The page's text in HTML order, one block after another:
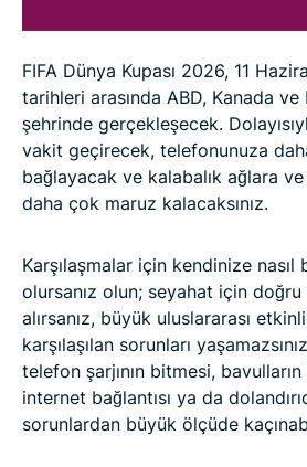
FIFA Dünya Kupası 2026, 11
tarihleri arasında ABD, Kanada ve
şehrinde gerçekleşecek.
vakit geçirecek, telefonunuza
bağlayacak ve kalabalık ağlara
daha çok maruz kalacaksınız.
Karşılaşmalar için kendinize
olursanız olun; seyahat için
alırsanız, büyük uluslararası
karşılaşılan sorunları
telefon şarjının bitmesi,
internet bağlantısı ya da
sorunlardan büyük ölçüde